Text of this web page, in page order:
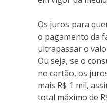
Os juros para
o pagamento da
ultrapassar o
Ou seja, se o
no cartão, os
mais R$ 1 mil,
total máximo de